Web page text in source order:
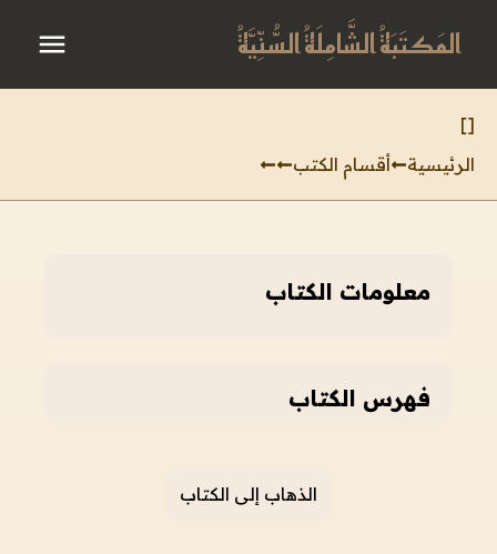
المَكتَبَةُ الشَّامِلَةُ السُّنِّيَّةُ
[
]
الرئيسية
أقسام الكتب
معلومات الكتاب
فهرس الكتاب
الذهاب إلى الكتاب